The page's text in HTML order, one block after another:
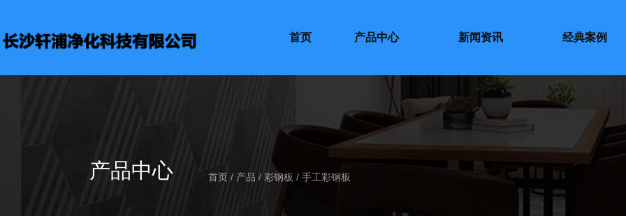
首页 产品中心 新闻资讯 经典案例
产品中心 首页/ 产品 /彩钢板 /手工彩钢板